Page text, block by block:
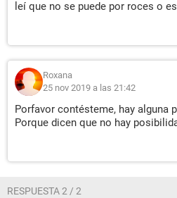
leí que no se puede por roces o
Roxana
25 nov 2019 a las 21:42
Porfavor contésteme, hay alguna
Porque dicen que no hay
RESPUESTA 2 / 2